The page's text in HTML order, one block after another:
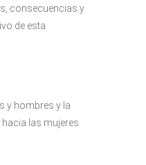
consecuencias y
de esta
y hombres y la
las mujeres